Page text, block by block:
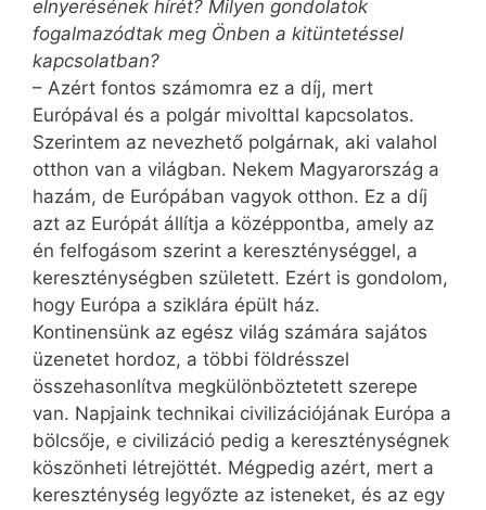
elnyerésének hírét? Milyen gondolatok
fogalmazódtak meg Önben a kitüntetéssel
kapcsolatban?
– Azért fontos számomra ez a díj, mert
Európával és a polgár mivolttal kapcsolatos.
Szerintem az nevezhető polgárnak, aki valahol
otthon van a világban. Nekem Magyarország a
hazám, de Európában vagyok otthon. Ez a díj
azt az Európát állítja a középpontba, amely az
én felfogásom szerint a kereszténységgel, a
kereszténységben született. Ezért is gondolom,
hogy Európa a sziklára épült ház.
Kontinensünk az egész világ számára sajátos
üzenetet hordoz, a többi földrésszel
összehasonlítva megkülönböztetett szerepe
van. Napjaink technikai civilizációjának Európa a
bölcsője, e civilizáció pedig a kereszténységnek
köszönheti létrejöttét. Mégpedig azért, mert a
kereszténység legyőzte az isteneket, és az egy